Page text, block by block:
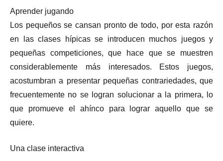
Aprender jugando
Los pequeños se cansan pronto de todo, por esta razón
en las clases hípicas se introducen muchos juegos y
pequeñas competiciones, que hace que se muestren
considerablemente más interesados. Estos juegos,
acostumbran a presentar pequeñas contrariedades, que
frecuentemente no se logran solucionar a la primera, lo
que promueve el ahínco para lograr aquello que se
quiere.
Una clase interactiva